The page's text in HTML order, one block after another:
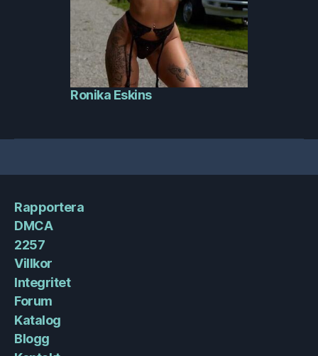
Ronika Eskins
Rapportera
DMCA
2257
Villkor
Integritet
Forum
Katalog
Blogg